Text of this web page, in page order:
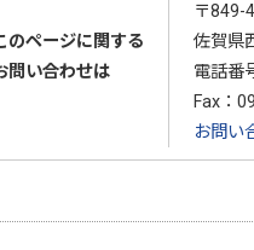
のページに関する
問い合わせは
〒849-
佐賀県
電話番
Fax：
お問い